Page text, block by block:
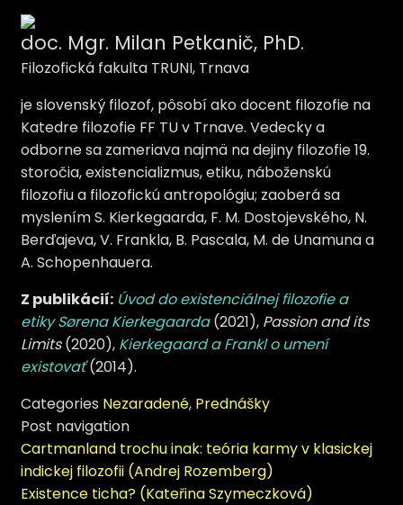
doc. Mgr. Milan Petkanič, PhD.
Filozofická fakulta TRUNI, Trnava
je slovenský filozof, pôsobí ako docent filozofie na
Katedre filozofie FF TU v Trnave. Vedecky a
odborne sa zameriava najmä na dejiny filozofie 19.
storočia, existencializmus, etiku, náboženskú
filozofiu a filozofickú antropológiu; zaoberá sa
myslením S. Kierkegaarda, F. M. Dostojevského, N.
Berďajeva, V. Frankla, B. Pascala, M. de Unamuna a
A. Schopenhauera.
Z publikácií: Úvod do existenciálnej filozofie a
etiky Sørena Kierkegaarda(2021), Passion and its
Limits(2020), Kierkegaard a Frankl o umení
existovať(2014).
Categories Nezaradené, Prednášky
Post navigation
Cartmanland trochu inak: teória karmy v klasickej
indickej filozofii (Andrej Rozemberg)
Existence ticha? (Kateřina Szymeczková)